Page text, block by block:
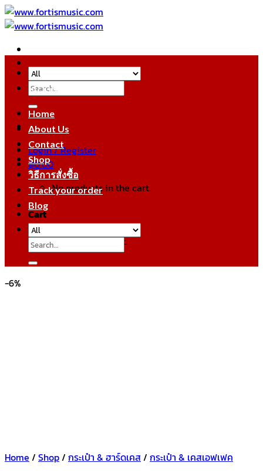
Skip
to
Search
for:
Login / Register
฿0.00
No products in the cart.
Cart
No products in the cart.
หมวดหมู่สินค้า
Home
About Us
Contact
Shop
วิธีการสั่งซื้อ
Track your order
Blog
Search
for:
-6%
Home / Shop/ กระเป๋า & ฮาร์ดเคส/ กระเป๋า & เคสเอฟเฟค